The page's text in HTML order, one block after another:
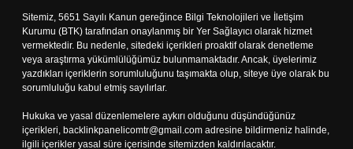
Sitemiz, 5651 Sayılı Kanun gereğince Bilgi Teknolojileri ve İletişim
Kurumu (BTK) tarafından onaylanmış bir Yer Sağlayıcı olarak hizmet
vermektedir. Bu nedenle, sitedeki içerikleri proaktif olarak denetleme
veya araştırma yükümlülüğümüz bulunmamaktadır. Ancak, üyelerimiz
yazdıkları içeriklerin sorumluluğunu taşımakta olup, siteye üye olarak bu
sorumluluğu kabul etmiş sayılırlar.
Hukuka ve yasal düzenlemelere aykırı olduğunu düşündüğünüz
içerikleri, backlinkpanelicomtr@gmail.com adresine bildirmeniz halinde,
ilgili içerikler yasal süre içerisinde sitemizden kaldırılacaktır.